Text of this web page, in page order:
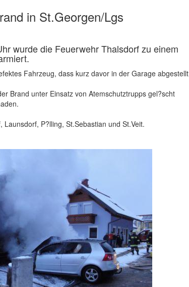
in St.Georgen/Lgs
wurde die Feuerwehr Thalsdorf zu einem
Fahrzeug, dass kurz davor in der Garage abgestellt
Brand unter Einsatz von Atemschutztrupps gel?scht
P?lling, St.Sebastian und St.Veit.